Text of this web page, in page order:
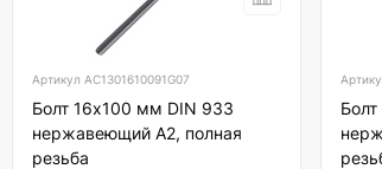
Артикул АС1301610091G07
Болт 16х100 мм DIN 933
нержавеющий А2, полная
резьба